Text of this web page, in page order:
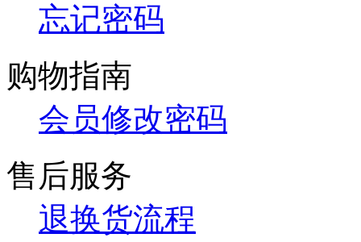
忘记密码
购物指南
会员修改密码
售后服务
退换货流程